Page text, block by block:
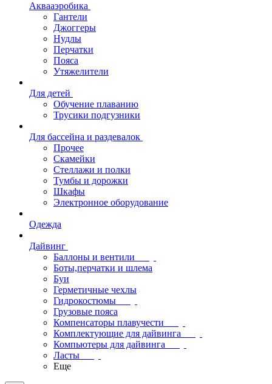
Аквааэробика
Гантели
Джоггеры
Нудлы
Перчатки
Пояса
Утяжелители
Для детей
Обучение плаванию
Трусики подгузники
Для бассейна и раздевалок
Прочее
Скамейки
Стеллажи и полки
Тумбы и дорожки
Шкафы
Электронное оборудование
Одежда
Дайвинг
Баллоны и вентили
Боты,перчатки и шлема
Буи
Герметичные чехлы
Гидрокостюмы
Грузовые пояса
Компенсаторы плавучести
Комплектующие для дайвинга
Компьютеры для дайвинга
Ласты
Еще